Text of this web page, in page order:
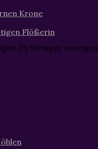
Krone
Flößerin
(9) Weniger anzeigen